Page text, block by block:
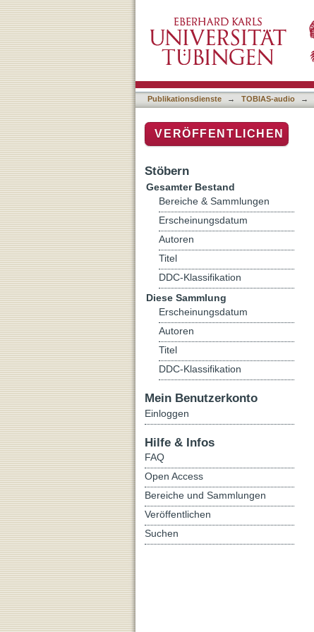
Publikationsdienste → TOBIAS-audio →
VERÖFFENTLICHEN
Stöbern
Gesamter Bestand
Bereiche & Sammlungen
Erscheinungsdatum
Autoren
Titel
DDC-Klassifikation
Diese Sammlung
Erscheinungsdatum
Autoren
Titel
DDC-Klassifikation
Mein Benutzerkonto
Einloggen
Hilfe & Infos
FAQ
Open Access
Bereiche und Sammlungen
Veröffentlichen
Suchen